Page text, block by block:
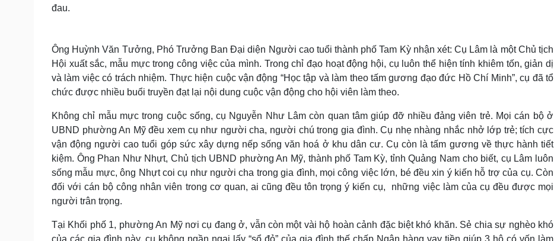
đau.
Ông Huỳnh Văn Tưởng, Phó Trưởng Ban Đại diện Người cao tuổi thành phố Tam Kỳ nhận xét: Cụ Lâm là một Chủ tịch
Hội xuất sắc, mẫu mực trong công việc của mình. Trong chỉ đạo hoạt động hội, cụ luôn thể hiện tính khiêm tốn, giản dị
và làm việc có trách nhiệm. Thực hiện cuộc vận động “Học tập và làm theo tấm gương đạo đức Hồ Chí Minh”, cụ đã tổ
chức được nhiều buổi truyền đạt lại nội dung cuộc vận động cho hội viên làm theo.
Không chỉ mẫu mực trong cuộc sống, cụ Nguyễn Như Lâm còn quan tâm giúp đỡ nhiều đảng viên trẻ. Mọi cán bộ ở
UBND phường An Mỹ đều xem cụ như người cha, người chú trong gia đình. Cụ nhẹ nhàng nhắc nhở lớp trẻ; tích cực
vận động người cao tuổi góp sức xây dựng nếp sống văn hoá ở khu dân cư. Cụ còn là tấm gương về thực hành tiết
kiệm. Ông Phan Như Nhựt, Chủ tịch UBND phường An Mỹ, thành phố Tam Kỳ, tỉnh Quảng Nam cho biết, cụ Lâm luôn
sống mẫu mực, ông Nhựt coi cụ như người cha trong gia đình, mọi công việc lớn, bé đều xin ý kiến hỗ trợ của cụ. Còn
đối với cán bộ công nhân viên trong cơ quan, ai cũng đều tôn trọng ý kiến cụ, những việc làm của cụ đều được mọi
người trân trọng.
Tại Khối phố 1, phường An Mỹ nơi cụ đang ở, vẫn còn một vài hộ hoàn cảnh đặc biệt khó khăn. Sẻ chia sự nghèo khó
của các gia đình này, cụ không ngần ngại lấy “sổ đỏ” của gia đình thế chấp Ngân hàng vay tiền giúp 3 hộ có vốn làm